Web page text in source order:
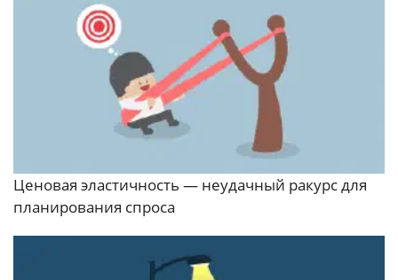
Ценовая эластичность — неудачный ракурс для
планирования спроса